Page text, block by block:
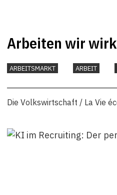
Arbeiten wir
ARBEITSMARKT ARBEIT
Die Volkswirtschaft / La Vie